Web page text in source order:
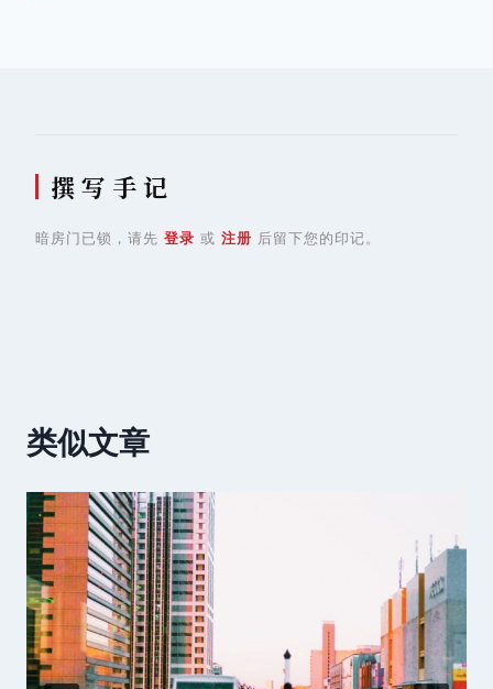
撰 写 手 记
暗房门已锁，请先 登录 或 注册 后留下您的印记。
类似文章